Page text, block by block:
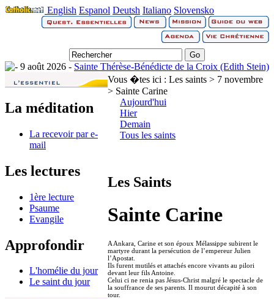
English Espanol Deutsh Italiano Slovensko
9 août 2026 - Sainte Thérèse-Bénédicte de la Croix (Edith Stein)
La méditation
La recevoir par e-
mail
Les lectures
1ère lecture
Psaume
Evangile
Approfondir
L'homélie du jour
Le saint du jour
Vous �tes ici : Les saints > 7 novembre
> Sainte Carine
Aujourd'hui
Hier
Demain
Tous les saints
Les Saints
Sainte Carine
A Ankara, Carine et son époux Mélassippe subirent le
martyre durant la persécution de l’empereur Julien
l’Apostat.
Ils furent mutilés et attachés encore vivants au pilori
devant leur fils Antoine.
Celui ci ne renia pas Jésus-Christ malgré le spectacle de
la souffrance de ses parents. Il mourut décapité à son
tour.